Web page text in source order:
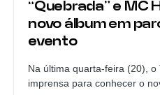
“Quebrada” e MC
novo álbum em
evento
Na última quarta-feira (20), o
imprensa para conhecer o